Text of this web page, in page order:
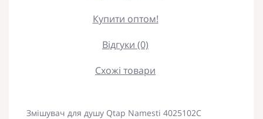
Купити оптом!
Відгуки (0)
Схожі товари
Змішувач для душу Qtap Namesti 4025102C